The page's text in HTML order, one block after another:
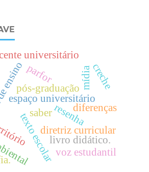
resenha
diretriz curricular
texto escolar
espaço universitário
pós-graduação
saber
universitário
mídia
livro didático.
parfor
voz estudantil
creche
diferenças